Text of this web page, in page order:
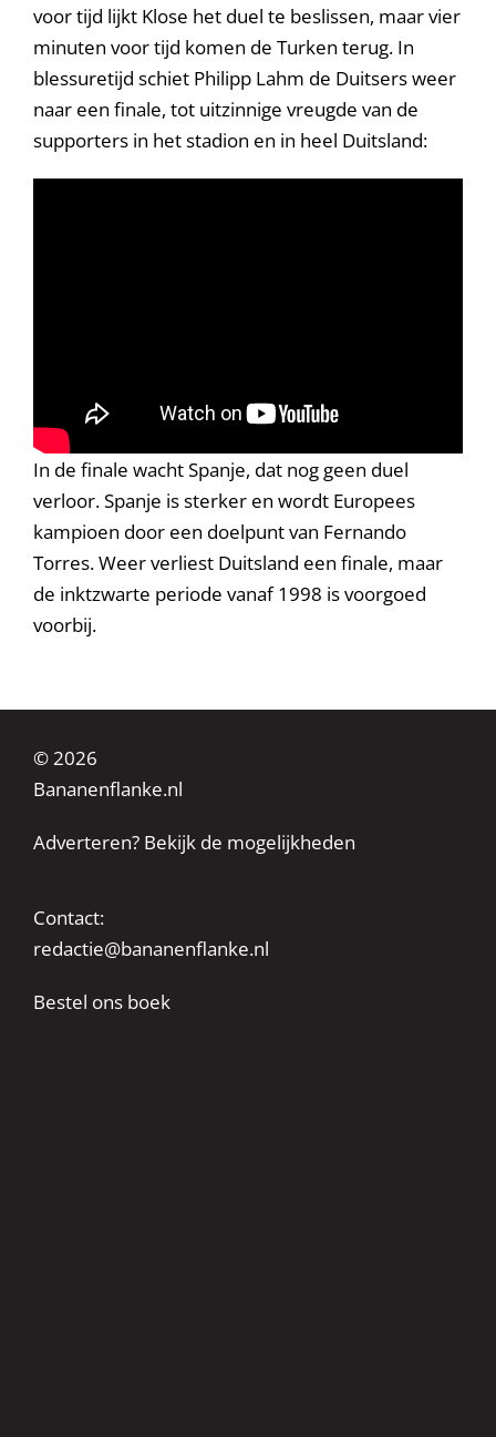
voor tijd lijkt Klose het duel te beslissen, maar vier
minuten voor tijd komen de Turken terug. In
blessuretijd schiet Philipp Lahm de Duitsers weer
naar een finale, tot uitzinnige vreugde van de
supporters in het stadion en in heel Duitsland:
In de finale wacht Spanje, dat nog geen duel
verloor. Spanje is sterker en wordt Europees
kampioen door een doelpunt van Fernando
Torres. Weer verliest Duitsland een finale, maar
de inktzwarte periode vanaf 1998 is voorgoed
voorbij.
© 2026
Bananenflanke.nl
Adverteren? Bekijk de mogelijkheden
Contact:
redactie@bananenflanke.nl
Bestel ons boek